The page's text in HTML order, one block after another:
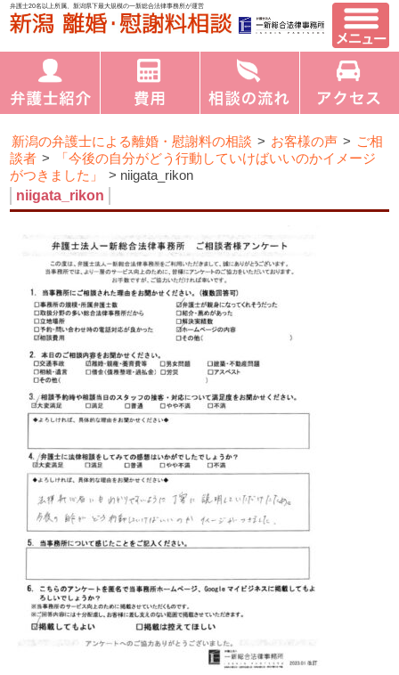
弁護士20名以上所属、新潟県下最大規模の一新総合法律事務所が運営
新潟の弁護士による離婚・慰謝料の相談 > お客様の声 > ご相
談者 >
「今後の自分がどう行動していけばいいのかイメージ
がつきました」
> niigata_rikon
niigata_rikon